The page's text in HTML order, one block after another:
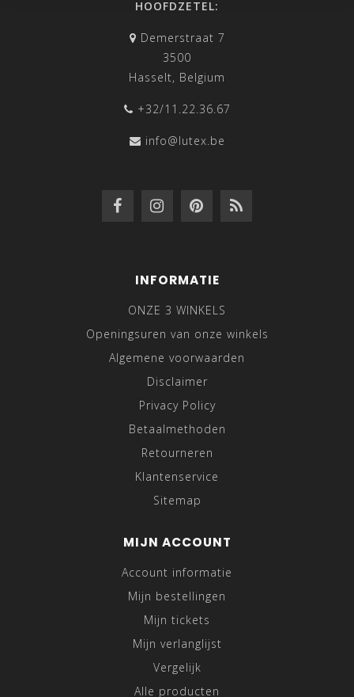
HOOFDZETEL:
Demerstraat 7
3500
Hasselt, Belgium
+32/11.22.36.67
info@lutex.be
INFORMATIE
ONZE 3 WINKELS
Openingsuren van onze winkels
Algemene voorwaarden
Disclaimer
Privacy Policy
Betaalmethoden
Retourneren
Klantenservice
Sitemap
MIJN ACCOUNT
Account informatie
Mijn bestellingen
Mijn tickets
Mijn verlanglijst
Vergelijk
Alle producten